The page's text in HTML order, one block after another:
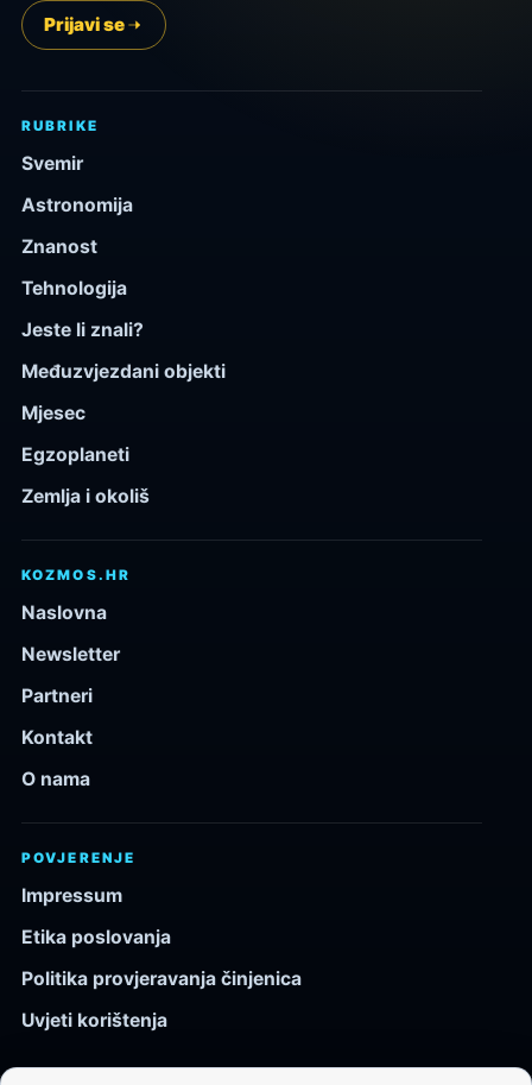
Prijavi se
RUBRIKE
Svemir
Astronomija
Znanost
Tehnologija
Jeste li znali?
Međuzvjezdani objekti
Mjesec
Egzoplaneti
Zemlja i okoliš
KOZMOS.HR
Naslovna
Newsletter
Partneri
Kontakt
O nama
POVJERENJE
Impressum
Etika poslovanja
Politika provjeravanja činjenica
Uvjeti korištenja